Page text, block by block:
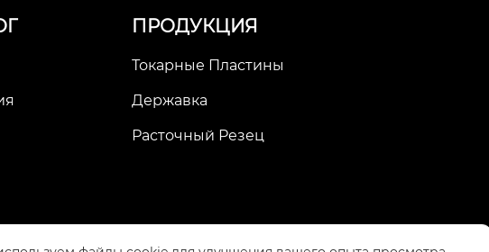
ПРОДУКЦИЯ
Токарные Пластины
Державка
Расточный Резец